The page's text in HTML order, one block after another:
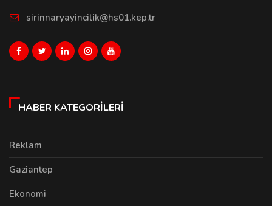
sirinnaryayincilik@hs01.kep.tr
HABER KATEGORILERI
Reklam
Gaziantep
Ekonomi